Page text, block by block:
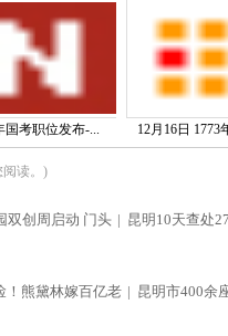
国考职位发布-... 12月16日 1773
阅读。)
双创周启动 门头 | 昆明10天查处
！熊黛林嫁百亿老 | 昆明市400余